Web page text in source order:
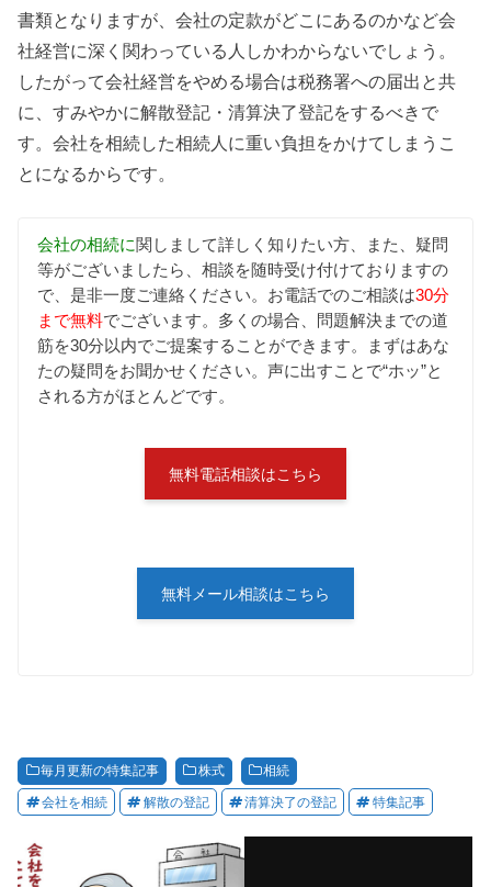
書類となりますが、会社の定款がどこにあるのかなど会
社経営に深く関わっている人しかわからないでしょう。
したがって会社経営をやめる場合は税務署への届出と共
に、すみやかに解散登記・清算決了登記をするべきで
す。会社を相続した相続人に重い負担をかけてしまうこ
とになるからです。
会社の相続に関しまして詳しく知りたい方、また、疑問
等がございましたら、相談を随時受け付けておりますの
で、是非一度ご連絡ください。お電話でのご相談は30分
まで無料でございます。多くの場合、問題解決までの道
筋を30分以内でご提案することができます。まずはあな
たの疑問をお聞かせください。声に出すことで“ホッ”と
される方がほとんどです。
無料電話相談はこちら
無料メール相談はこちら
毎月更新の特集記事 株式 相続
会社を相続 解散の登記 清算決了の登記 特集記事